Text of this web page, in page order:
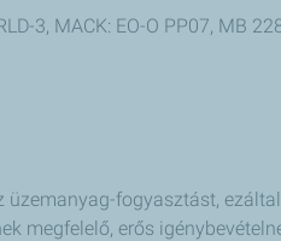
3, MACK: EO-O PP07, MB
fogyasztást,
megfelelő, erős